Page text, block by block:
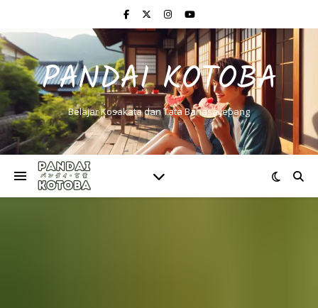
PANDAI KOTOBA
Belajar Kosakata dan Tata Bahasa Jepang